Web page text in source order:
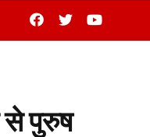
से पुरुष